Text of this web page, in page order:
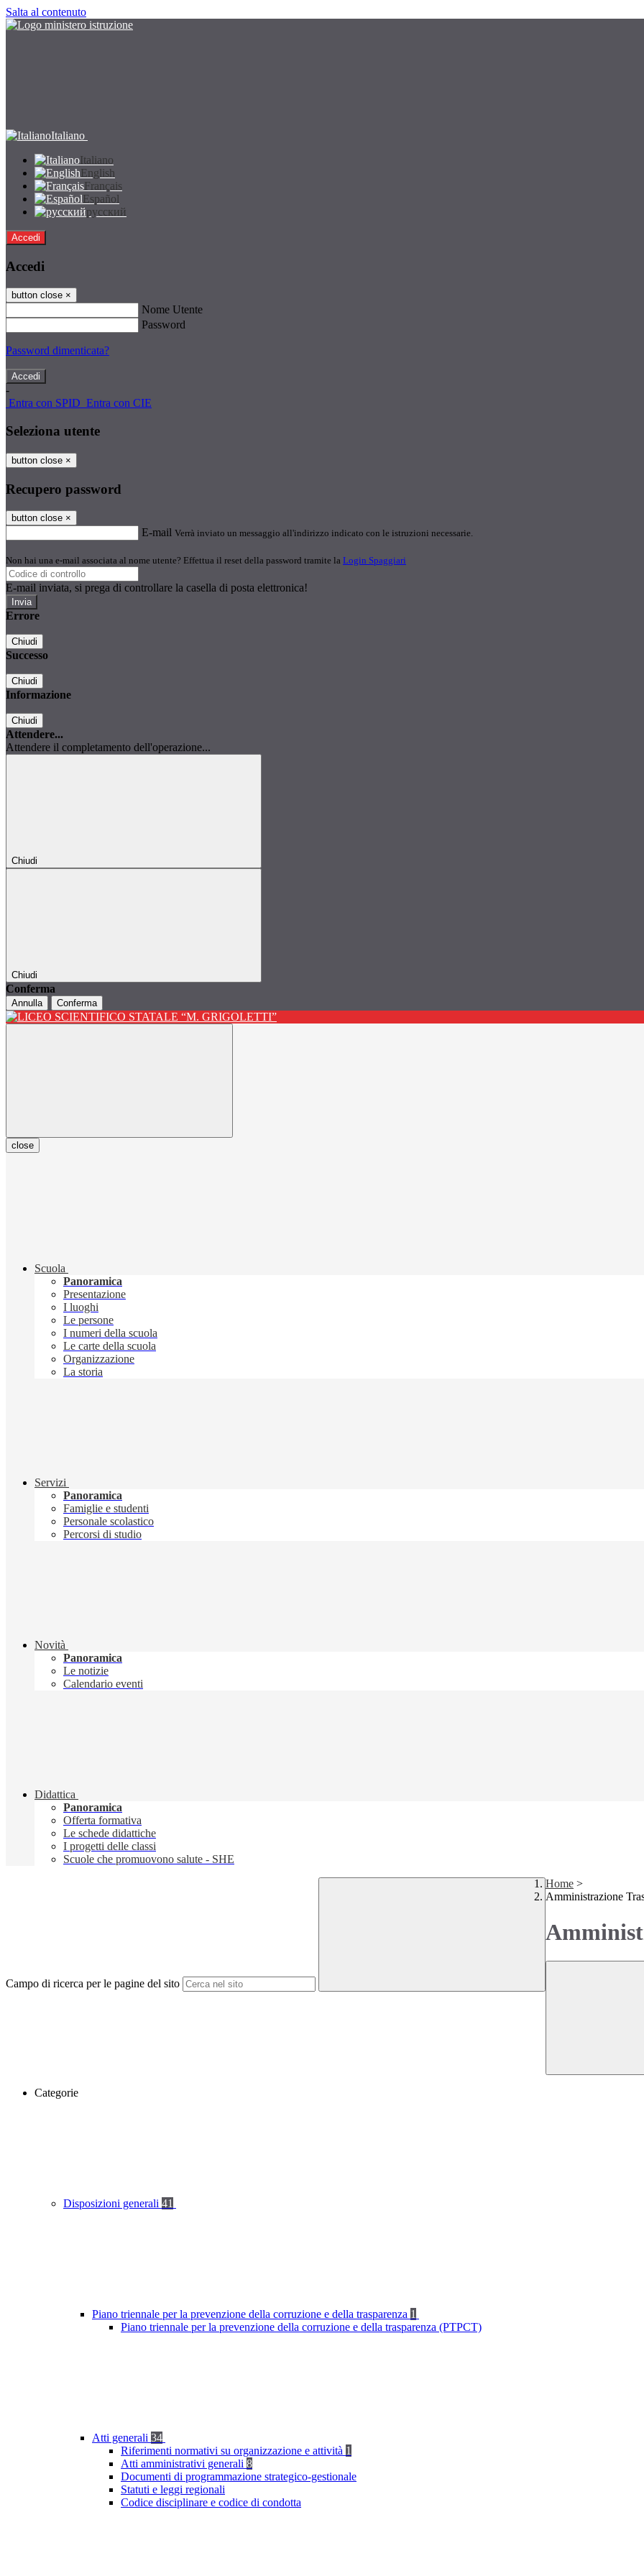
Salta al contenuto
Italiano
Italiano
English
Français
Español
русский
Accedi
Accedi
button close ×
Nome Utente
Password
Password dimenticata?
-
Entra con SPID Entra con CIE
Seleziona utente
button close ×
Recupero password
button close ×
E-mail Verrà inviato un messaggio all'indirizzo indicato con le istruzioni necessarie.
Non hai una e-mail associata al nome utente? Effettua il reset della password tramite la Login Spaggiari
E-mail inviata, si prega di controllare la casella di posta elettronica!
Errore
Chiudi
Successo
Chiudi
Informazione
Chiudi
Attendere...
Attendere il completamento dell'operazione...
Chiudi
Chiudi
Conferma
Annulla Conferma
close
Scuola
Panoramica
Presentazione
I luoghi
Le persone
I numeri della scuola
Le carte della scuola
Organizzazione
La storia
Servizi
Panoramica
Famiglie e studenti
Personale scolastico
Percorsi di studio
Novità
Panoramica
Le notizie
Calendario eventi
Didattica
Panoramica
Offerta formativa
Le schede didattiche
I progetti delle classi
Scuole che promuovono salute - SHE
Campo di ricerca per le pagine del sito
Home >
Amministrazione
Categorie
Disposizioni generali 41
Piano triennale per la prevenzione della corruzione e della trasparenza 1
Piano triennale per la prevenzione della corruzione e della trasparenza (PTPCT)
Atti generali 34
Riferimenti normativi su organizzazione e attività 1
Atti amministrativi generali 8
Documenti di programmazione strategico-gestionale
Statuti e leggi regionali
Codice disciplinare e codice di condotta